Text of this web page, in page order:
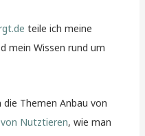
teile ich meine
mein Wissen rund um
die Themen Anbau von
Nutztieren, wie man